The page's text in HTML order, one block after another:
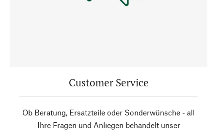
Customer Service
Ob Beratung, Ersatzteile oder Sonderwünsche - all
Ihre Fragen und Anliegen behandelt unser